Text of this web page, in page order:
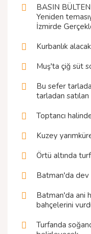
BASIN
Yeniden
İzmirde
Kurbanlık
Muş'ta çiğ süt
Bu sefer
tarladan
Toptancı
Kuzey
Örtü altında
Batman'da dev
Batman'da ani
bahçelerini
Turfanda